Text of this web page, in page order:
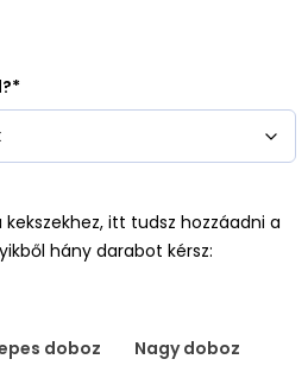
itt tudsz hozzáadni a
hány darabot kérsz:
doboz Nagy doboz